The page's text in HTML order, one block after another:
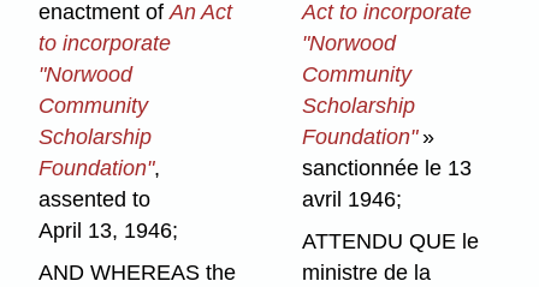
enactment ofAn Act
to incorporate
"Norwood
Community
Scholarship
Foundation",
assented to
April 13, 1946;
AND WHEREAS the
Act to incorporate
"Norwood
Community
Scholarship
Foundation"»
sanctionnée le 13
avril 1946;
ATTENDU QUE le
ministre de la